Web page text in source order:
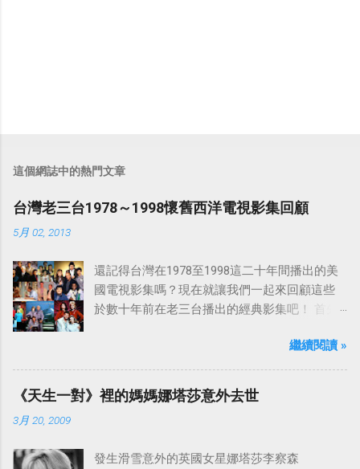
這個網誌中的熱門文章
台灣老三台1978～1998懷舊西洋電視影集回顧
5月 02, 2013
還記得台灣在1978至1998這二十年間播出的美
國電視影集嗎？現在就讓我們一起來回顧這些
於數十年前在老三台播出的經典影集吧！ 首先
「愛之船」（The Love Boat），這部影集最早
是在1977年9月24日至1986年5月24日於美國
ABC頻道首播，共播出了249集。 令人懷念的愛
之船旋律：
繼續閱讀 »
《天生一對》裡的媽媽娜塔莎意外去世
3月 20, 2009
發生滑雪意外的英國女星娜塔莎李察森